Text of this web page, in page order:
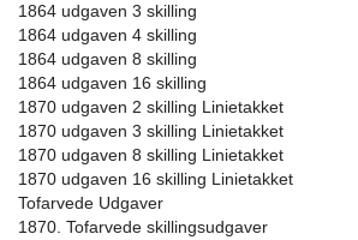
1864 udgaven 3 skilling
1864 udgaven 4 skilling
1864 udgaven 8 skilling
1864 udgaven 16 skilling
1870 udgaven 2 skilling Linietakket
1870 udgaven 3 skilling Linietakket
1870 udgaven 8 skilling Linietakket
1870 udgaven 16 skilling Linietakket
Tofarvede Udgaver
1870. Tofarvede skillingsudgaver